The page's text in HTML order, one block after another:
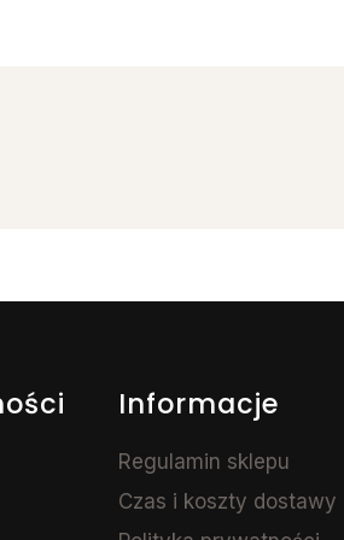
Informacje
Regulamin sklepu
Czas i koszty dostawy